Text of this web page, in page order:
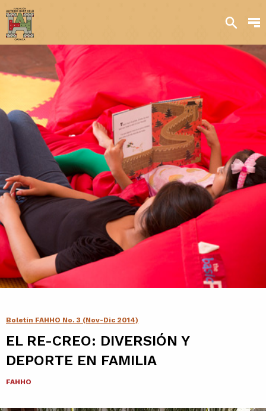
Sobre nosotros
Transparencia
Qué hacemos
Iniciativas
Acervos y
colecciones
Contacto
Agenda
Noticias
Boletín FAHHO No. 3 (Nov-Dic 2014)
EL RE-CREO: DIVERSIÓN Y
DEPORTE EN FAMILIA
FAHHO